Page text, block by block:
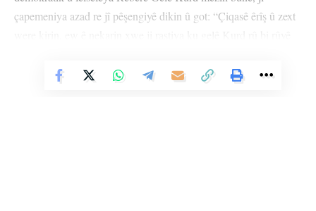
çapemeniya azad re jî pêşengiyê dikin û got: “Çiqasê êrîş û zext
Vê Nûçeyê Bixwîne